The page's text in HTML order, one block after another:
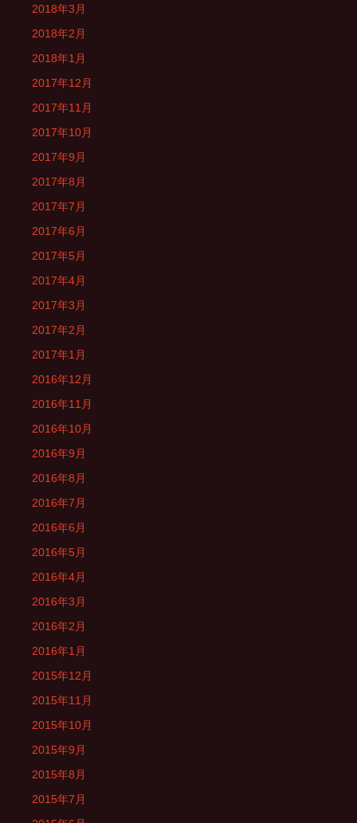
2018年3月
2018年2月
2018年1月
2017年12月
2017年11月
2017年10月
2017年9月
2017年8月
2017年7月
2017年6月
2017年5月
2017年4月
2017年3月
2017年2月
2017年1月
2016年12月
2016年11月
2016年10月
2016年9月
2016年8月
2016年7月
2016年6月
2016年5月
2016年4月
2016年3月
2016年2月
2016年1月
2015年12月
2015年11月
2015年10月
2015年9月
2015年8月
2015年7月